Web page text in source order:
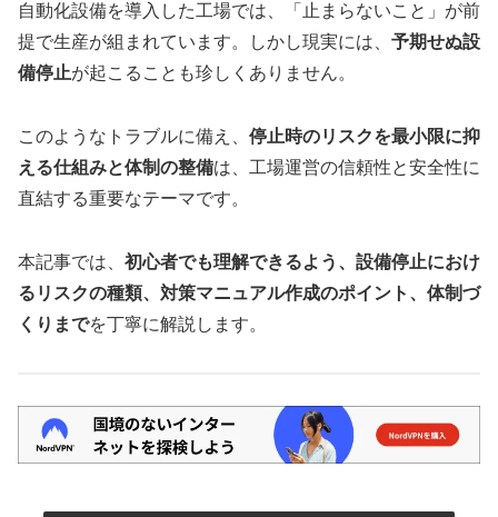
自動化設備を導入した工場では、「止まらないこと」が前
提で生産が組まれています。しかし現実には、 予期せぬ設
備停止が起こることも珍しくありません。
このようなトラブルに備え、 停止時のリスクを最小限に抑
える仕組みと体制の整備は、工場運営の信頼性と安全性に
直結する重要なテーマです。
本記事では、 初心者でも理解できるよう、設備停止におけ
るリスクの種類、対策マニュアル作成のポイント、体制づ
くりまでを丁寧に解説します。